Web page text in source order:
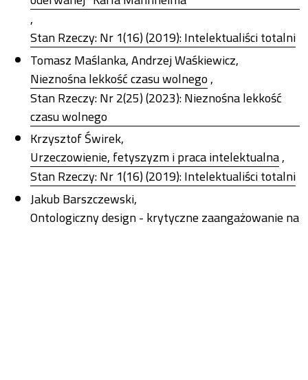
,
Stan Rzeczy: Nr 1(16) (2019): Intelektualiści totalni
Tomasz Maślanka, Andrzej Waśkiewicz,
Nieznośna lekkość czasu wolnego,
Stan Rzeczy: Nr 2(25) (2023): Nieznośna lekkość
czasu wolnego
Krzysztof Świrek,
Urzeczowienie, fetyszyzm i praca intelektualna,
Stan Rzeczy: Nr 1(16) (2019): Intelektualiści totalni
Jakub Barszczewski,
Ontologiczny design - krytyczne zaangażowanie na